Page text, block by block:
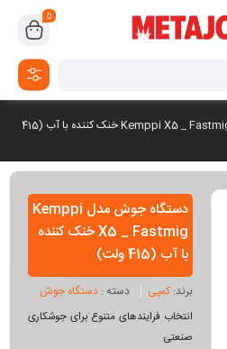
0
دستگاه جوش مدل Kemppi X5 _ Fastmig خنک کننده با آب (415
دستگاه جوش مدل Kemppi
X5 _ Fastmig خنک کننده
با آب (415 ولت)
برند:کمپی دسته : دستگاه جوش
انتخاب فرایندهای متنوع برای جوشکاری
صنعتی